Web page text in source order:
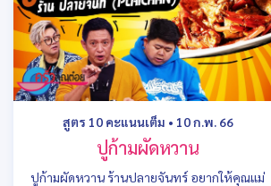
สูตร 10 คะแนนเต็ม • 10 ก.พ. 66
ปูก้ามผัดหวาน
ปูก้ามผัดหวาน ร้านปลายจันทร์ อยากให้คุณแม่